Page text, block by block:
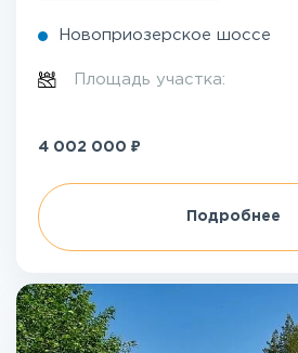
Новоприозерское шоссе
Площадь участка:
4 002 000 ₽
Подробнее